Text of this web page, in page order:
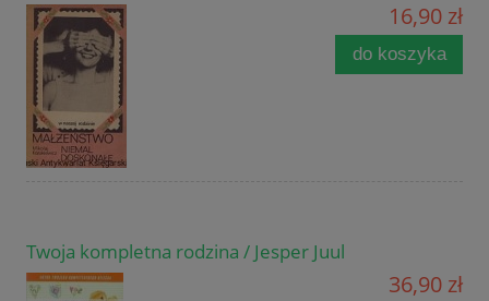
16,90 zł
do koszyka
Twoja kompletna rodzina / Jesper Juul
36,90 zł